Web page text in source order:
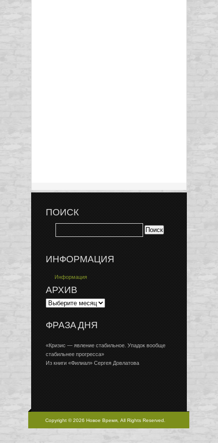
ПОИСК
ИНФОРМАЦИЯ
Информация
АРХИВ
ФРАЗА ДНЯ
«Кризис — явление стабильное. Упадок вообще
стабильнее прогресса»
Из книги «Филиал» Сергея Довлатова
Copyright © 2026 Новое Время, All Rights Reserved.